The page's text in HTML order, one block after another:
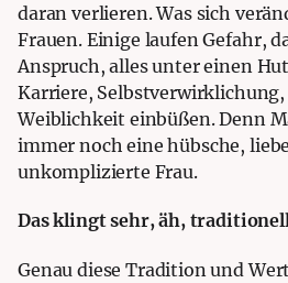
daran verlieren. Was sich
Frauen. Einige laufen Gefahr,
Anspruch, alles unter einen
Karriere,
Weiblichkeit einbüßen. Denn
immer noch eine hübsche,
unkomplizierte Frau.
Das klingt sehr, äh,
Genau diese Tradition und